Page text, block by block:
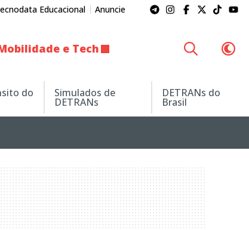
Educacional Anuncie
e Tech
do Simulados de
DETRANs
DETRANs do
Brasil